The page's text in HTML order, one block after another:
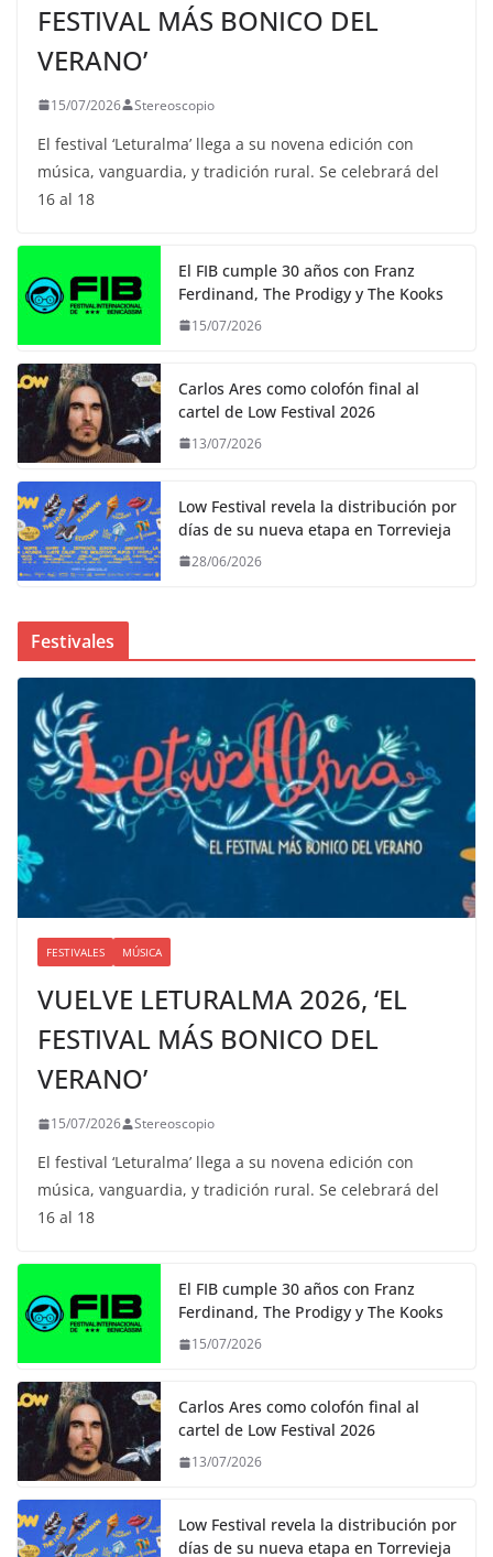
FESTIVAL MÁS BONICO DEL
VERANO’
15/07/2026 Stereoscopio
El festival ‘Leturalma’ llega a su novena edición con
música, vanguardia, y tradición rural. Se celebrará del
16 al 18
El FIB cumple 30 años con Franz
Ferdinand, The Prodigy y The Kooks
15/07/2026
Carlos Ares como colofón final al
cartel de Low Festival 2026
13/07/2026
Low Festival revela la distribución por
días de su nueva etapa en Torrevieja
28/06/2026
Festivales
FESTIVALES MÚSICA
VUELVE LETURALMA 2026, ‘EL
FESTIVAL MÁS BONICO DEL
VERANO’
15/07/2026 Stereoscopio
El festival ‘Leturalma’ llega a su novena edición con
música, vanguardia, y tradición rural. Se celebrará del
16 al 18
El FIB cumple 30 años con Franz
Ferdinand, The Prodigy y The Kooks
15/07/2026
Carlos Ares como colofón final al
cartel de Low Festival 2026
13/07/2026
Low Festival revela la distribución por
días de su nueva etapa en Torrevieja